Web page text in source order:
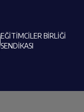
EĞİTİMCİLER BİRLİĞİ
SENDİKASI